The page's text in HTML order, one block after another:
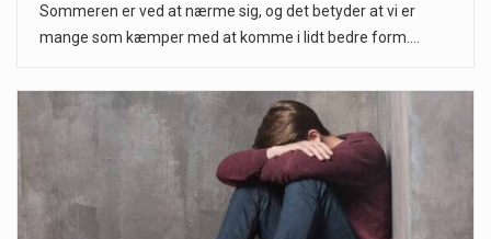
Sommeren er ved at nærme sig, og det betyder at vi er
mange som kæmper med at komme i lidt bedre form.…